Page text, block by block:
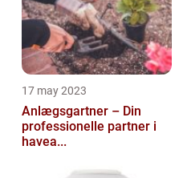
17 may 2023
Anlægsgartner – Din
professionelle partner i
havea...